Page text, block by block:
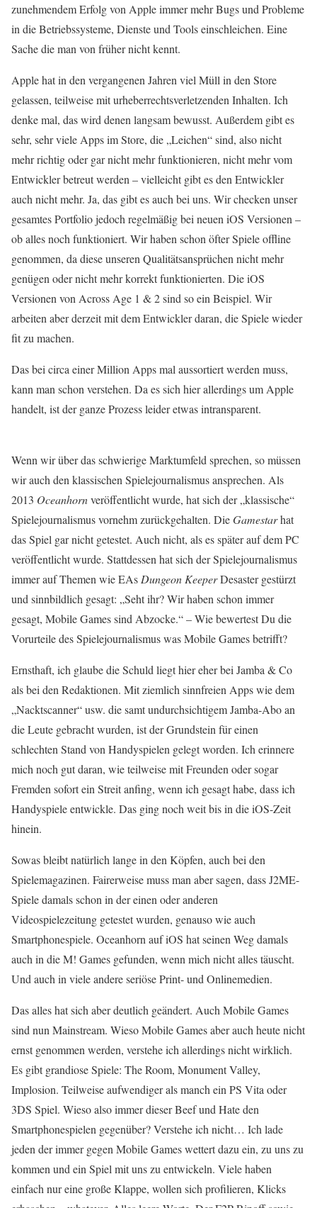
zunehmendem Erfolg von Apple immer mehr Bugs und Probleme
in die Betriebssysteme, Dienste und Tools einschleichen. Eine
Sache die man von früher nicht kennt.
Apple hat in den vergangenen Jahren viel Müll in den Store
gelassen, teilweise mit urheberrechtsverletzenden Inhalten. Ich
denke mal, das wird denen langsam bewusst. Außerdem gibt es
sehr, sehr viele Apps im Store, die „Leichen“ sind, also nicht
mehr richtig oder gar nicht mehr funktionieren, nicht mehr vom
Entwickler betreut werden – vielleicht gibt es den Entwickler
auch nicht mehr. Ja, das gibt es auch bei uns. Wir checken unser
gesamtes Portfolio jedoch regelmäßig bei neuen iOS Versionen –
ob alles noch funktioniert. Wir haben schon öfter Spiele offline
genommen, da diese unseren Qualitätsansprüchen nicht mehr
genügen oder nicht mehr korrekt funktionierten. Die iOS
Versionen von Across Age 1 & 2 sind so ein Beispiel. Wir
arbeiten aber derzeit mit dem Entwickler daran, die Spiele wieder
fit zu machen.
Das bei circa einer Million Apps mal aussortiert werden muss,
kann man schon verstehen. Da es sich hier allerdings um Apple
handelt, ist der ganze Prozess leider etwas intransparent.
Wenn wir über das schwierige Marktumfeld sprechen, so müssen
wir auch den klassischen Spielejournalismus ansprechen. Als
2013 Oceanhornveröffentlicht wurde, hat sich der „klassische“
Spielejournalismus vornehm zurückgehalten. DieGamestarhat
das Spiel gar nicht getestet. Auch nicht, als es später auf dem PC
veröffentlicht wurde. Stattdessen hat sich der Spielejournalismus
immer auf Themen wie EAs Dungeon KeeperDesaster gestürzt
und sinnbildlich gesagt: „Seht ihr? Wir haben schon immer
gesagt, Mobile Games sind Abzocke.“ – Wie bewertest Du die
Vorurteile des Spielejournalismus was Mobile Games betrifft?
Ernsthaft, ich glaube die Schuld liegt hier eher bei Jamba & Co
als bei den Redaktionen. Mit ziemlich sinnfreien Apps wie dem
„Nacktscanner“ usw. die samt undurchsichtigem Jamba-Abo an
die Leute gebracht wurden, ist der Grundstein für einen
schlechten Stand von Handyspielen gelegt worden. Ich erinnere
mich noch gut daran, wie teilweise mit Freunden oder sogar
Fremden sofort ein Streit anfing, wenn ich gesagt habe, dass ich
Handyspiele entwickle. Das ging noch weit bis in die iOS-Zeit
hinein.
Sowas bleibt natürlich lange in den Köpfen, auch bei den
Spielemagazinen. Fairerweise muss man aber sagen, dass J2ME-
Spiele damals schon in der einen oder anderen
Videospielezeitung getestet wurden, genauso wie auch
Smartphonespiele. Oceanhorn auf iOS hat seinen Weg damals
auch in die M! Games gefunden, wenn mich nicht alles täuscht.
Und auch in viele andere seriöse Print- und Onlinemedien.
Das alles hat sich aber deutlich geändert. Auch Mobile Games
sind nun Mainstream. Wieso Mobile Games aber auch heute nicht
ernst genommen werden, verstehe ich allerdings nicht wirklich.
Es gibt grandiose Spiele: The Room, Monument Valley,
Implosion. Teilweise aufwendiger als manch ein PS Vita oder
3DS Spiel. Wieso also immer dieser Beef und Hate den
Smartphonespielen gegenüber? Verstehe ich nicht… Ich lade
jeden der immer gegen Mobile Games wettert dazu ein, zu uns zu
kommen und ein Spiel mit uns zu entwickeln. Viele haben
einfach nur eine große Klappe, wollen sich profilieren, Klicks